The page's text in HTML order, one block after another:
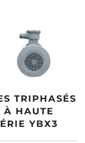
TRIPHASÉS
À HAUTE
YBX3